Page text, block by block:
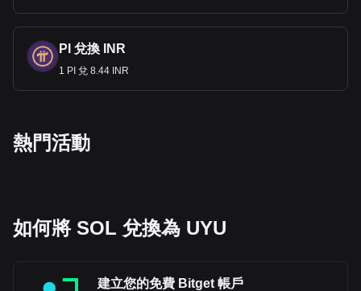
PI 兌換 INR
1 PI 兌 8.44 INR
熱門活動
如何將 SOL 兌換為 UYU
建立您的免費 Bitget 帳戶